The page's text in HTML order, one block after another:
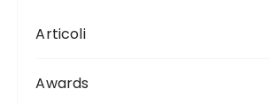
Articoli
Awards